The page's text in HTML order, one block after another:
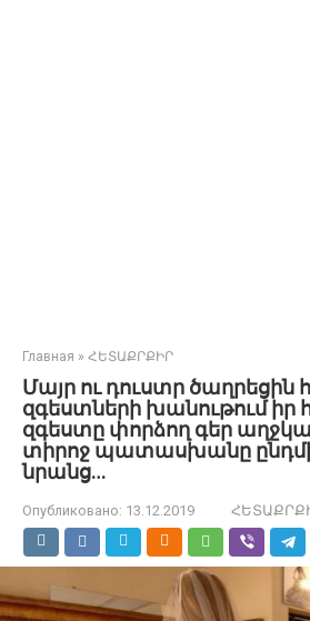
Главная » ՀԵՏԱՔՐՔԻՐ
Մայր ու դուստր
զգեստների խանութում իր
զգեստը փորձող գեր
տիրոջ պատասխանը
նրանց…
Опубликовано: 13.12.2019